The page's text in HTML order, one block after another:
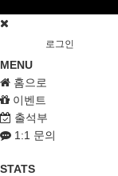
로그인
MENU
홈으로
이벤트
출석부
1:1 문의
STATS